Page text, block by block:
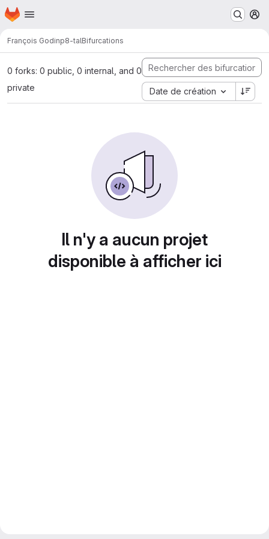
Passer au contenu principal
Page d'accueil
François Godinp8-talBifurcations
0 forks: 0 public, 0 internal, and 0
private
Date de création
Il n'y a aucun projet
disponible à afficher ici